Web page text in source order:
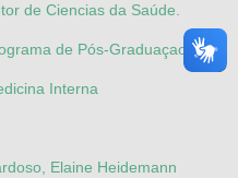
de Ciencias da Saúde.
de Pós-Graduaçao em
Interna
Elaine Heidemann